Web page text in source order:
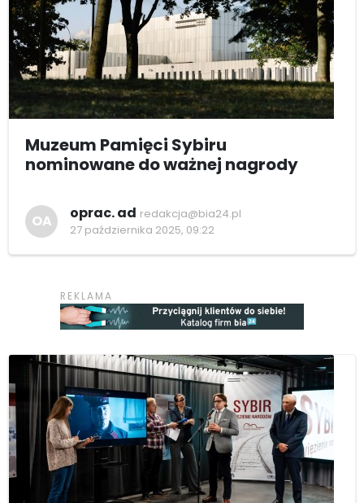
Muzeum Pamięci Sybiru
nominowane do ważnej nagrody
OA oprac. ad redakcja@bia24.pl
27 października 2025, 09:22